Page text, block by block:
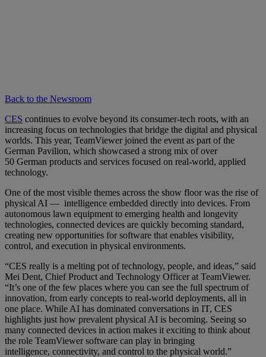
Back to the Newsroom
CES continues to evolve beyond its consumer-tech roots, with an
increasing focus on technologies that bridge the digital and physical
worlds. This year, TeamViewer joined the event as part of the
German Pavilion, which showcased a strong mix of over
50 German products and services focused on real-world, applied
technology.
One of the most visible themes across the show floor was the rise of
physical AI — intelligence embedded directly into devices. From
autonomous lawn equipment to emerging health and longevity
technologies, connected devices are quickly becoming standard,
creating new opportunities for software that enables visibility,
control, and execution in physical environments.
“CES really is a melting pot of technology, people, and ideas,” said
Mei Dent, Chief Product and Technology Officer at TeamViewer.
“It’s one of the few places where you can see the full spectrum of
innovation, from early concepts to real-world deployments, all in
one place. While AI has dominated conversations in IT, CES
highlights just how prevalent physical AI is becoming. Seeing so
many connected devices in action makes it exciting to think about
the role TeamViewer software can play in bringing
intelligence, connectivity, and control to the physical world.”